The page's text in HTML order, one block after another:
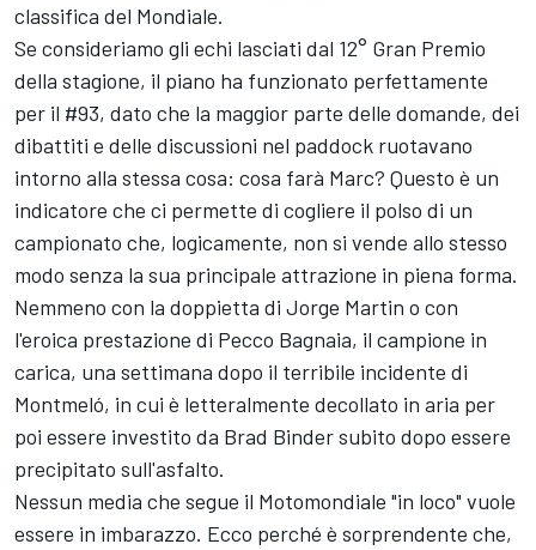
classifica del Mondiale.
Se consideriamo gli echi lasciati dal 12° Gran Premio
della stagione, il piano ha funzionato perfettamente
per il #93, dato che la maggior parte delle domande, dei
dibattiti e delle discussioni nel paddock ruotavano
intorno alla stessa cosa: cosa farà Marc? Questo è un
indicatore che ci permette di cogliere il polso di un
campionato che, logicamente, non si vende allo stesso
modo senza la sua principale attrazione in piena forma.
Nemmeno con la doppietta di Jorge Martin o con
l'eroica prestazione di Pecco Bagnaia, il campione in
carica, una settimana dopo il terribile incidente di
Montmeló, in cui è letteralmente decollato in aria per
poi essere investito da Brad Bindersubito dopo essere
precipitato sull'asfalto.
Nessun media che segue il Motomondiale "in loco" vuole
essere in imbarazzo. Ecco perché è sorprendente che,